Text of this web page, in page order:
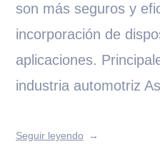
son más seguros y
incorporación de
aplicaciones.
industria automotriz
Seguir leyendo